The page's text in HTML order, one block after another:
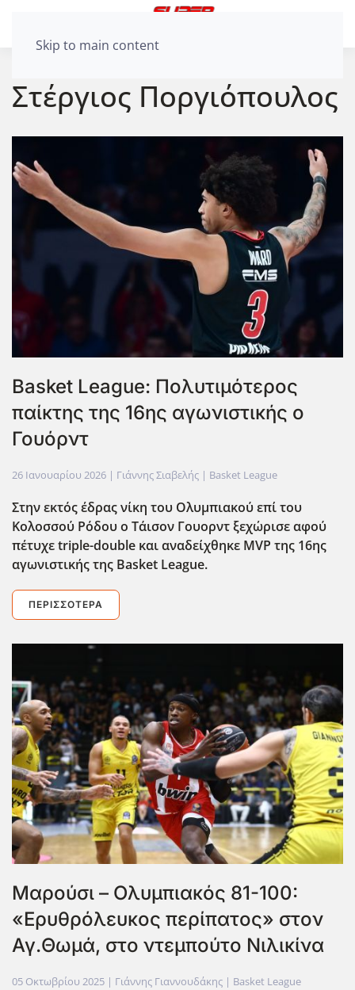
Skip to main content
Στέργιος Ποργιόπουλος
Basket League: Πολυτιμότερος
παίκτης της 16ης αγωνιστικής ο
Γουόρντ
26 Ιανουαρίου 2026 | Γιάννης Σιαβελής | Basket League
Στην εκτός έδρας νίκη του Ολυμπιακού επί του
Κολοσσού Ρόδου ο Τάισον Γουορντ ξεχώρισε αφού
πέτυχε triple-double και αναδείχθηκε MVP της 16ης
αγωνιστικής της Basket League.
ΠΕΡΙΣΣΌΤΕΡΑ
Μαρούσι – Ολυμπιακός 81-100:
«Ερυθρόλευκος περίπατος» στον
Αγ.Θωμά, στο ντεμπούτο Νιλικίνα
05 Οκτωβρίου 2025 | Γιάννης Γιαννουδάκης | Basket League